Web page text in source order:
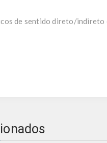
de sentido direto/indireto